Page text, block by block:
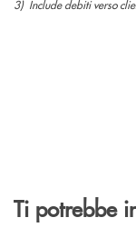
3) Include debiti verso
Ti potrebbe